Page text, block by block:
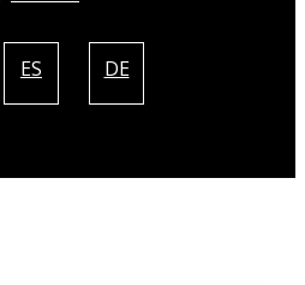
ES DE